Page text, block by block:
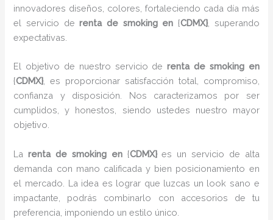
innovadores diseños, colores, fortaleciendo cada día más
el servicio derenta de smoking en {CDMX}, superando
expectativas.
El objetivo de nuestro servicio derenta de smoking en
{CDMX}, es proporcionar satisfacción total, compromiso,
confianza y disposición. Nos caracterizamos por ser
cumplidos, y honestos, siendo ustedes nuestro mayor
objetivo.
Larenta de smoking en {CDMX}es un servicio de alta
demanda con mano calificada y bien posicionamiento en
el mercado. La idea es lograr que luzcas un look sano e
impactante, podrás combinarlo con accesorios de tu
preferencia, imponiendo un estilo único.